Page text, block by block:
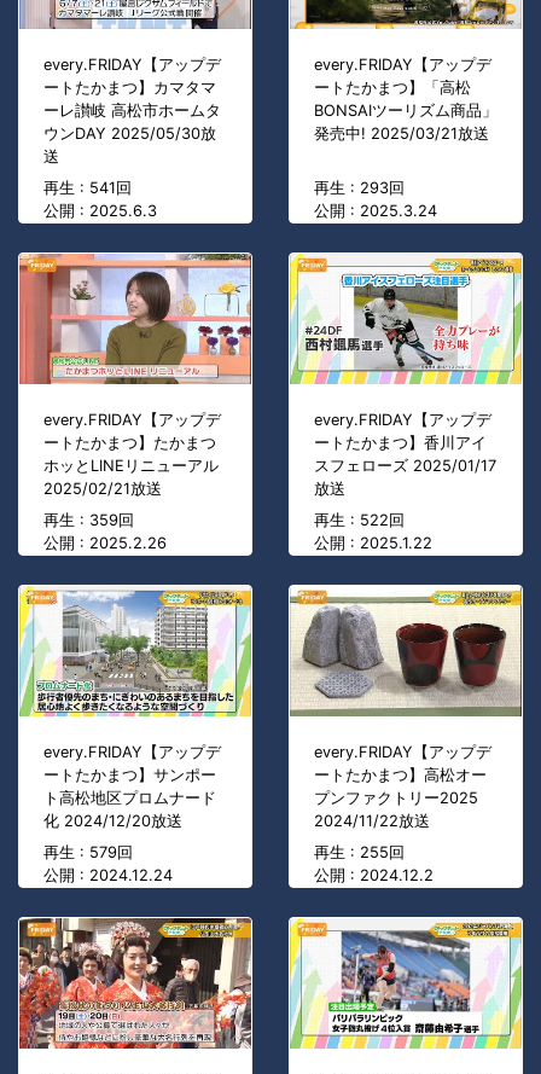
every.FRIDAY【アップデ
ートたかまつ】カマタマ
ーレ讃岐 高松市ホームタ
ウンDAY 2025/05/30放
送
再生 : 541回
公開 : 2025.6.3
every.FRIDAY【アップデ
ートたかまつ】「高松
BONSAIツーリズム商品」
発売中! 2025/03/21放送
再生 : 293回
公開 : 2025.3.24
every.FRIDAY【アップデ
ートたかまつ】たかまつ
ホッとLINEリニューアル
2025/02/21放送
再生 : 359回
公開 : 2025.2.26
every.FRIDAY【アップデ
ートたかまつ】香川アイ
スフェローズ 2025/01/17
放送
再生 : 522回
公開 : 2025.1.22
every.FRIDAY【アップデ
ートたかまつ】サンポー
ト高松地区プロムナード
化 2024/12/20放送
再生 : 579回
公開 : 2024.12.24
every.FRIDAY【アップデ
ートたかまつ】高松オー
プンファクトリー2025
2024/11/22放送
再生 : 255回
公開 : 2024.12.2